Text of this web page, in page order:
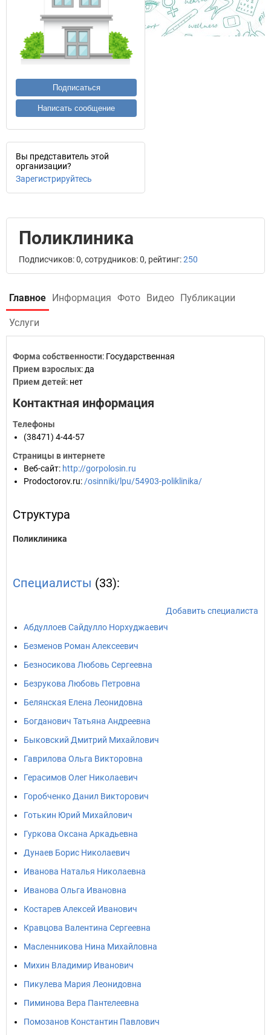
Подписаться
Написать сообщение
Вы представитель этой
организации?
Зарегистрируйтесь
Поликлиника
Подписчиков: 0, сотрудников: 0, рейтинг:250
Главное Информация Фото Видео Публикации
Услуги
Форма собственности: Государственная
Прием взрослых: да
Прием детей: нет
Контактная информация
Телефоны
(38471) 4-44-57
Страницы в интернете
Веб-сайт: http://gorpolosin.ru
Prodoctorov.ru: /osinniki/lpu/54903-poliklinika/
Структура
Поликлиника
Специалисты (33):
Добавить специалиста
Абдуллоев Сайдулло Норхуджаевич
Безменов Роман Алексеевич
Безносикова Любовь Сергеевна
Безрукова Любовь Петровна
Белянская Елена Леонидовна
Богданович Татьяна Андреевна
Быковский Дмитрий Михайлович
Гаврилова Ольга Викторовна
Герасимов Олег Николаевич
Горобченко Данил Викторович
Готькин Юрий Михайлович
Гуркова Оксана Аркадьевна
Дунаев Борис Николаевич
Иванова Наталья Николаевна
Иванова Ольга Ивановна
Костарев Алексей Иванович
Кравцова Валентина Сергеевна
Масленникова Нина Михайловна
Михин Владимир Иванович
Пикулева Мария Леонидовна
Пиминова Вера Пантелеевна
Помозанов Константин Павлович